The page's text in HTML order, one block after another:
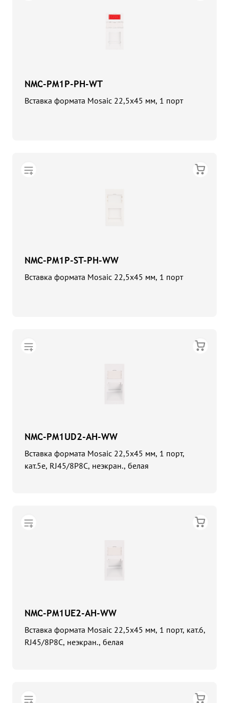
NMC-PM1P-PH-WT
Вставка формата Mosaic 22,5x45 мм, 1 порт
NMC-PM1P-ST-PH-WW
Вставка формата Mosaic 22,5x45 мм, 1 порт
NMC-PM1UD2-AH-WW
Вставка формата Mosaic 22,5x45 мм, 1 порт,
кат.5e, RJ45/8P8C, неэкран., белая
NMC-PM1UE2-AH-WW
Вставка формата Mosaic 22,5x45 мм, 1 порт, кат.6,
RJ45/8P8C, неэкран., белая